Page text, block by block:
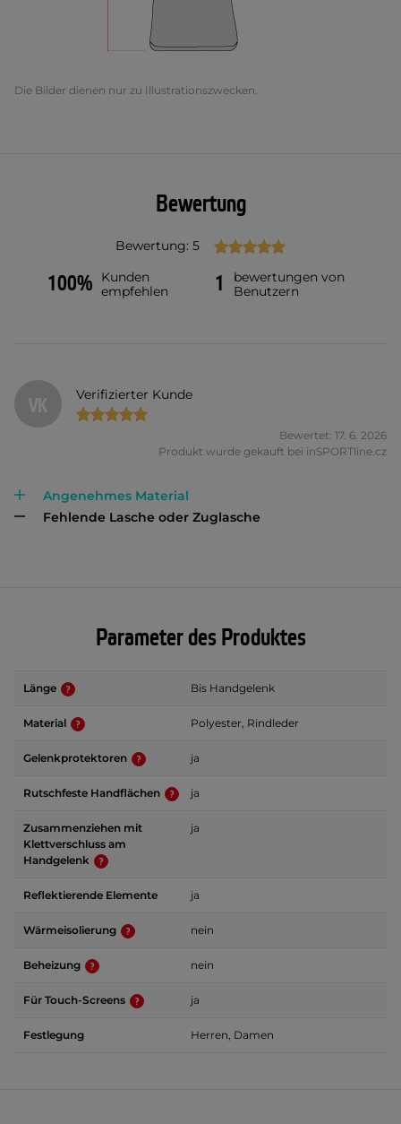
Die Bilder dienen nur zu Illustrationszwecken.
Bewertung
Bewertung: 5
100%
Kunden
empfehlen
1
bewertungen von
Benutzern
VK Verifizierter Kunde
Bewertet: 17. 6. 2026
Produkt wurde gekauft bei inSPORTline.cz
Angenehmes Material
Fehlende Lasche oder Zuglasche
Parameter des Produktes
Länge Bis Handgelenk
Material Polyester, Rindleder
Gelenkprotektoren ja
Rutschfeste Handflächen ja
Zusammenziehen mit
Klettverschluss am
Handgelenk
ja
Reflektierende Elemente ja
Wärmeisolierung nein
Beheizung nein
Für Touch-Screens ja
Festlegung Herren, Damen